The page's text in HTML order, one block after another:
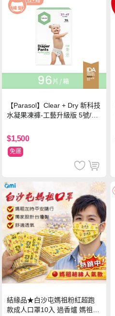
【Parasol】Clear + Dry 新科技
水凝果凍褲-工藝升級版 5號/XL
$1,500
免運
結緣品★白沙屯媽祖粉紅超跑
款成人口罩10入 過香爐 媽祖加